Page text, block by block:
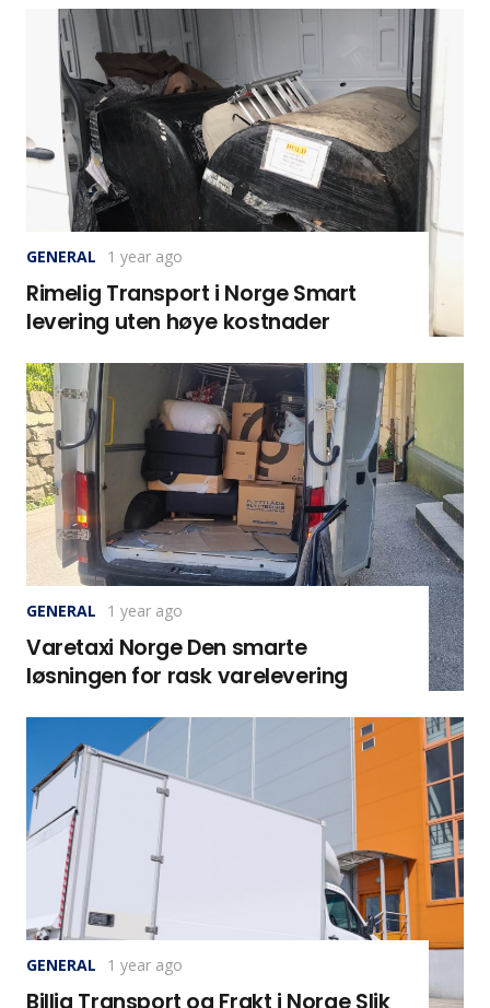
GENERAL 1 year ago
Rimelig Transport i Norge Smart
levering uten høye kostnader
GENERAL 1 year ago
Varetaxi Norge Den smarte
løsningen for rask varelevering
GENERAL 1 year ago